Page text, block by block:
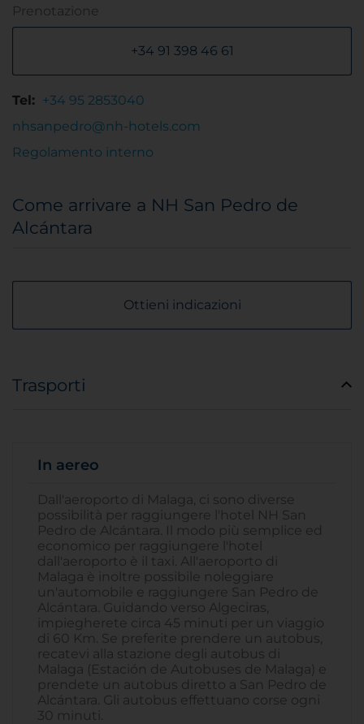
Prenotazione
+34 91 398 46 61
Tel: +34 95 2853040
nhsanpedro@nh-hotels.com
Regolamento interno
Come arrivare a NH San Pedro de
Alcántara
Ottieni indicazioni
Trasporti
In aereo
Dall'aeroporto di Malaga, ci sono diverse
possibilità per raggiungere l'hotel NH San
Pedro de Alcántara. Il modo più semplice ed
economico per raggiungere l'hotel
dall'aeroporto è il taxi. All'aeroporto di
Malaga è inoltre possibile noleggiare
un'automobile e raggiungere San Pedro de
Alcántara. Guidando verso Algeciras,
impiegherete circa 45 minuti per un viaggio
di 60 Km. Se preferite prendere un autobus,
recatevi alla stazione degli autobus di
Malaga (Estación de Autobuses de Malaga) e
prendete un autobus diretto a San Pedro de
Alcántara. Gli autobus effettuano corse ogni
30 minuti.